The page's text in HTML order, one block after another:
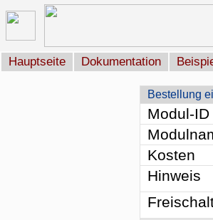
Hauptseite Dokumentation
Bestellung
Modul-ID
Kosten
Hinweis